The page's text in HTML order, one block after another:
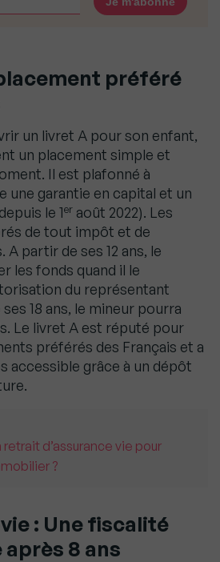
préféré
un livret A pour son enfant,
un placement simple et
Il est plafonné à
une garantie en capital et un
le 1er août 2022). Les
de tout impôt et de
partir de ses 12 ans, le
les fonds quand il le
du représentant
18 ans, le mineur pourra
Le livret A est réputé pour
préférés des Français et a
accessible grâce à un dépôt
d’assurance vie pour
?
: Une fiscalité
8 ans